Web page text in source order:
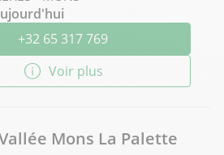
+32 65 317 769
Voir plus
Mons La Palette